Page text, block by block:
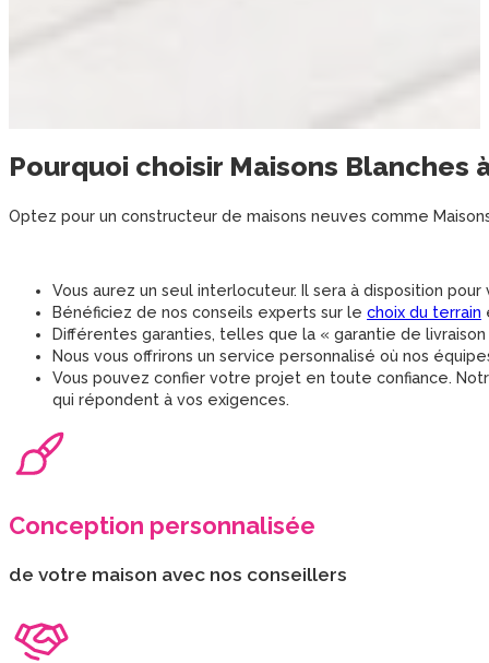
Pourquoi choisir Maisons Blanches
Optez pour un constructeur de maisons neuves comme
Vous aurez un seul interlocuteur. Il sera à disposition
Bénéficiez de nos conseils experts sur le choix du terrain
Différentes garanties, telles que la « garantie de
Nous vous offrirons un service personnalisé où nos
Vous pouvez confier votre projet en toute confiance.
qui répondent à vos exigences.
Conception personnalisée
de votre maison avec nos conseillers